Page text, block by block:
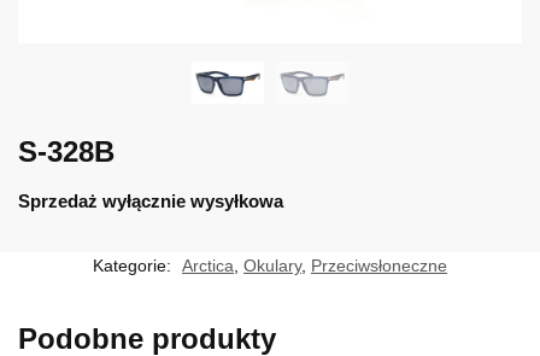
S-328B
Sprzedaż wyłącznie wysyłkowa
Kategorie: Arctica Okulary, Przeciwsłoneczne
Podobne produkty